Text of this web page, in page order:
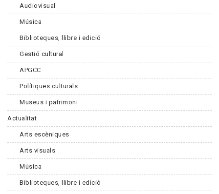
Audiovisual
Música
Biblioteques, llibre i edició
Gestió cultural
APGCC
Polítiques culturals
Museus i patrimoni
Actualitat
Arts escèniques
Arts visuals
Música
Biblioteques, llibre i edició